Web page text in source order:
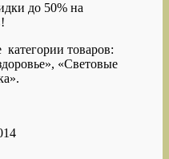
до 50% на
товаров:
«Световые